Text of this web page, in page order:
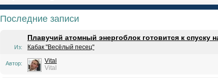
Последние записи
Плавучий атомный энергоблок готовится к спуску
Из: Кабак "Весёлый песец"
Автор:
Vital
Vital